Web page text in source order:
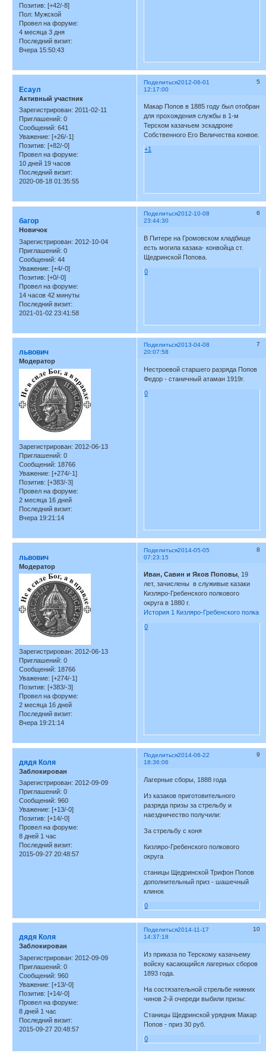
Позитив: [+42/-8]
Пол: Мужской
Провел на форуме:
4 месяца 3 дня
Последний визит:
Вчера 15:50:43
Поделиться 5
2012-06-01
12:17:00
Есаул
Активный участник
Зарегистрирован: 2011-02-11
Приглашений: 0
Сообщений: 641
Уважение: [+26/-1]
Позитив: [+82/-0]
Провел на форуме:
10 дней 19 часов
Последний визит:
2020-08-18 01:35:55
Макар Попов в 1885 году был отобран
для прохождения службы в 1-м
Терском казачьем эскадроне
Собственного Его Величества конвое.
+1
Поделиться 6
2012-10-08
23:44:30
багор
Новичок
Зарегистрирован: 2012-10-04
Приглашений: 0
Сообщений: 44
Уважение: [+4/-0]
Позитив: [+0/-0]
Провел на форуме:
14 часов 42 минуты
Последний визит:
2021-01-02 23:41:58
В Питере на Громовском кладбище
есть могила казака- конвойца ст.
Щедринской Попова.
0
Поделиться 7
2013-04-08
20:07:58
львович
Модератор
Зарегистрирован: 2012-06-13
Приглашений: 0
Сообщений: 18766
Уважение: [+274/-1]
Позитив: [+383/-3]
Провел на форуме:
2 месяца 16 дней
Последний визит:
Вчера 19:21:14
Нестроевой старшего разряда Попов
Федор - станичный атаман 1919г.
0
Поделиться 8
2014-05-05
07:23:15
львович
Модератор
Зарегистрирован: 2012-06-13
Приглашений: 0
Сообщений: 18766
Уважение: [+274/-1]
Позитив: [+383/-3]
Провел на форуме:
2 месяца 16 дней
Последний визит:
Вчера 19:21:14
Иван, Савин и Яков Поповы , 19
лет, зачислены в служивые казаки
Кизляро-Гребенского полкового
округа в 1880 г.
История 1 Кизляро-Гребенского полка
0
Поделиться 9
2014-06-22
18:36:06
дядя Коля
Заблокирован
Зарегистрирован: 2012-09-09
Приглашений: 0
Сообщений: 960
Уважение: [+13/-0]
Позитив: [+14/-0]
Провел на форуме:
8 дней 1 час
Последний визит:
2015-09-27 20:48:57
Лагерные сборы, 1888 года
Из казаков приготовительного
разряда призы за стрельбу и
наездничество получили:
За стрельбу с коня
Кизляро-Гребенского полкового
округа
станицы Щедринской Трифон Попов
дополнительный приз - шашечный
клинок
0
Поделиться 10
2014-11-17
14:37:18
дядя Коля
Заблокирован
Зарегистрирован: 2012-09-09
Приглашений: 0
Сообщений: 960
Уважение: [+13/-0]
Позитив: [+14/-0]
Провел на форуме:
8 дней 1 час
Последний визит:
2015-09-27 20:48:57
Из приказа по Терскому казачьему
войску касающийся лагерных сборов
1893 года.
На состязательной стрельбе нижних
чинов 2-й очереди выбили призы:
Станицы Щедринской урядник Макар
Попов - приз 30 руб.
0